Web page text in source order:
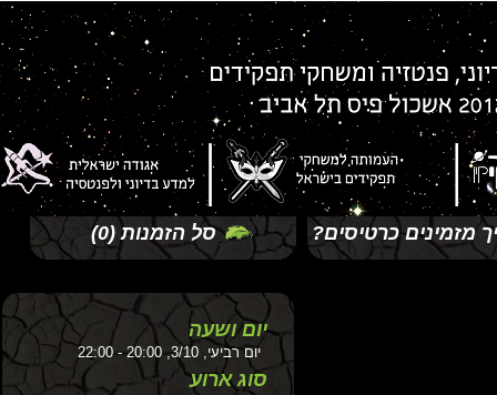
כרטיסים? סל הזמנות(0)
יום ושעה
יום רביעי, 3/10, 20:00 - 22:00
סוג ארוע